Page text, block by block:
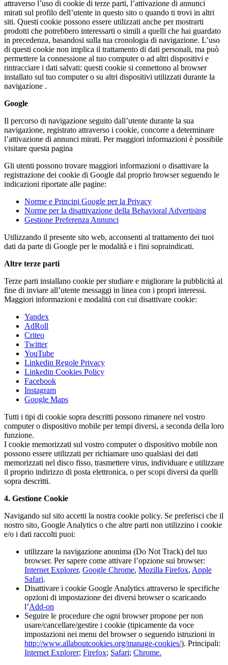
attraverso l’uso di cookie di terze parti, l’attivazione di annunci
mirati sul profilo dell’utente in questo sito o quando ti trovi in altri
siti. Questi cookie possono essere utilizzati anche per mostrarti
prodotti che potrebbero interessarti o simili a quelli che hai guardato
in precedenza, basandosi sulla tua cronologia di navigazione. L’uso
di questi cookie non implica il trattamento di dati personali, ma può
permettere la connessione al tuo computer o ad altri dispositivi e
rintracciare i dati salvati: questi cookie si connettono al browser
installato sul tuo computer o su altri dispositivi utilizzati durante la
navigazione .
Google
Il percorso di navigazione seguito dall’utente durante la sua
navigazione, registrato attraverso i cookie, concorre a determinare
l’attivazione di annunci mirati. Per maggiori informazioni è possibile
visitare questa pagina
Gli utenti possono trovare maggiori informazioni o disattivare la
registrazione dei cookie di Google dal proprio browser seguendo le
indicazioni riportate alle pagine:
Norme e Principi Google per la Privacy
Norme per la disattivazione della Behavioral Advertising
Gestione Preferenza Annunci
Utilizzando il presente sito web, acconsenti al trattamento dei tuoi
dati da parte di Google per le modalità e i fini sopraindicati.
Altre terze parti
Terze parti installano cookie per studiare e migliorare la pubblicità al
fine di inviare all’utente messaggi in linea con i propri interessi.
Maggiori informazioni e modalità con cui disattivare cookie:
Yandex
AdRoll
Criteo
Twitter
YouTube
Linkedin Regole Privacy
Linkedin Cookies Policy
Facebook
Instagram
Google Maps
Tutti i tipi di cookie sopra descritti possono rimanere nel vostro
computer o dispositivo mobile per tempi diversi, a seconda della loro
funzione.
I cookie memorizzati sul vostro computer o dispositivo mobile non
possono essere utilizzati per richiamare uno qualsiasi dei dati
memorizzati nel disco fisso, trasmettere virus, individuare e utilizzare
il proprio indirizzo di posta elettronica, o per scopi diversi da quelli
sopra descritti.
4. Gestione Cookie
Navigando sul sito accetti la nostra cookie policy. Se preferisci che il
nostro sito, Google Analytics o che altre parti non utilizzino i cookie
e/o i dati raccolti puoi:
utilizzare la navigazione anonima (Do Not Track) del tuo
browser. Per sapere come attivare l’opzione sui browser:
Internet Explorer, Google Chrome, Mozilla Firefox, Apple
Safari.
Disattivare i cookie Google Analytics attraverso le specifiche
opzioni di impostazione dei diversi browser o scaricando
l’Add-on
Seguire le procedure che ogni browser propone per non
usare/cancellare/gestire i cookie (tipicamente da voce
impostazioni nei menu del browser o seguendo istruzioni in
http://www.allaboutcookies.org/manage-cookies/). Principali:
Internet Explorer; Firefox; Safari; Chrome.